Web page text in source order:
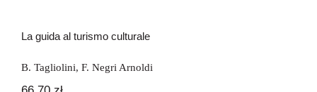
La guida al turismo culturale
B. Tagliolini, F. Negri Arnoldi